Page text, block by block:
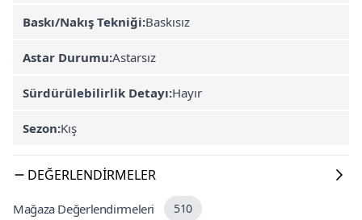
Baskı/Nakış Tekniği:Baskısız
Astar Durumu:Astarsız
Sürdürülebilirlik Detayı:Hayır
Sezon:Kış
DEĞERLENDIRMELER
Mağaza Değerlendirmeleri 510